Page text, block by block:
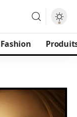
Fashion